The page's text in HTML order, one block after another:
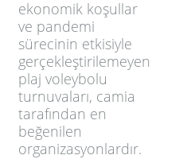
ekonomik koşullar
ve pandemi
sürecinin etkisiyle
gerçekleştirilemeyen
plaj voleybolu
turnuvaları, camia
tarafından en
beğenilen
organizasyonlardır.